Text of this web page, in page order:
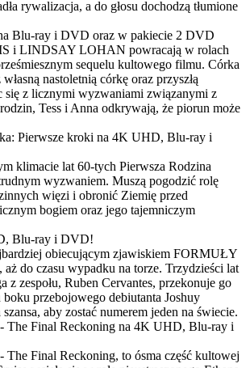
rywalizacja, a do głosu dochodzą tłumione
Blu-ray i DVD oraz w pakiecie 2 DVD
i LINDSAY LOHAN powracają w rolach
sequelu kultowego filmu. Córka
nastoletnią córkę oraz przyszłą
się z licznymi wyzwaniami związanymi z
Tess i Anna odkrywają, że piorun może
Pierwsze kroki na 4K UHD, Blu-ray i
klimacie lat 60-tych Pierwsza Rodzina
wyzwaniem. Muszą pogodzić rolę
więzi i obronić Ziemię przed
bogiem oraz jego tajemniczym
Blu-ray i DVD!
obiecującym zjawiskiem FORMUŁY
do czasu wypadku na torze. Trzydzieści lat
z zespołu, Ruben Cervantes, przekonuje go
przebojowego debiutanta Joshuy
szansa, aby zostać numerem jeden na świecie.
The Final Reckoning na 4K UHD, Blu-ray i
The Final Reckoning, to ósma część kultowej